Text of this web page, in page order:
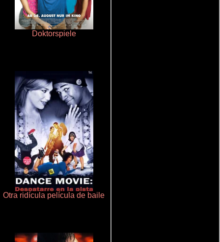
Doktorspiele
Otra ridícula película de baile